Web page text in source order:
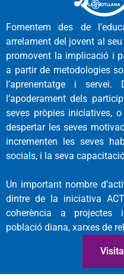
Fomentem des de
arrelament del jovent al
promovent la implicació i
a partir de metodologies
l’aprenentatge i
l’apoderament dels
seves pròpies iniciatives,
despertar les seves
incrementen les seves
socials, i la seva
Un important nombre
dintre de la iniciativa
coherència a projectes
població diana, xarxes de